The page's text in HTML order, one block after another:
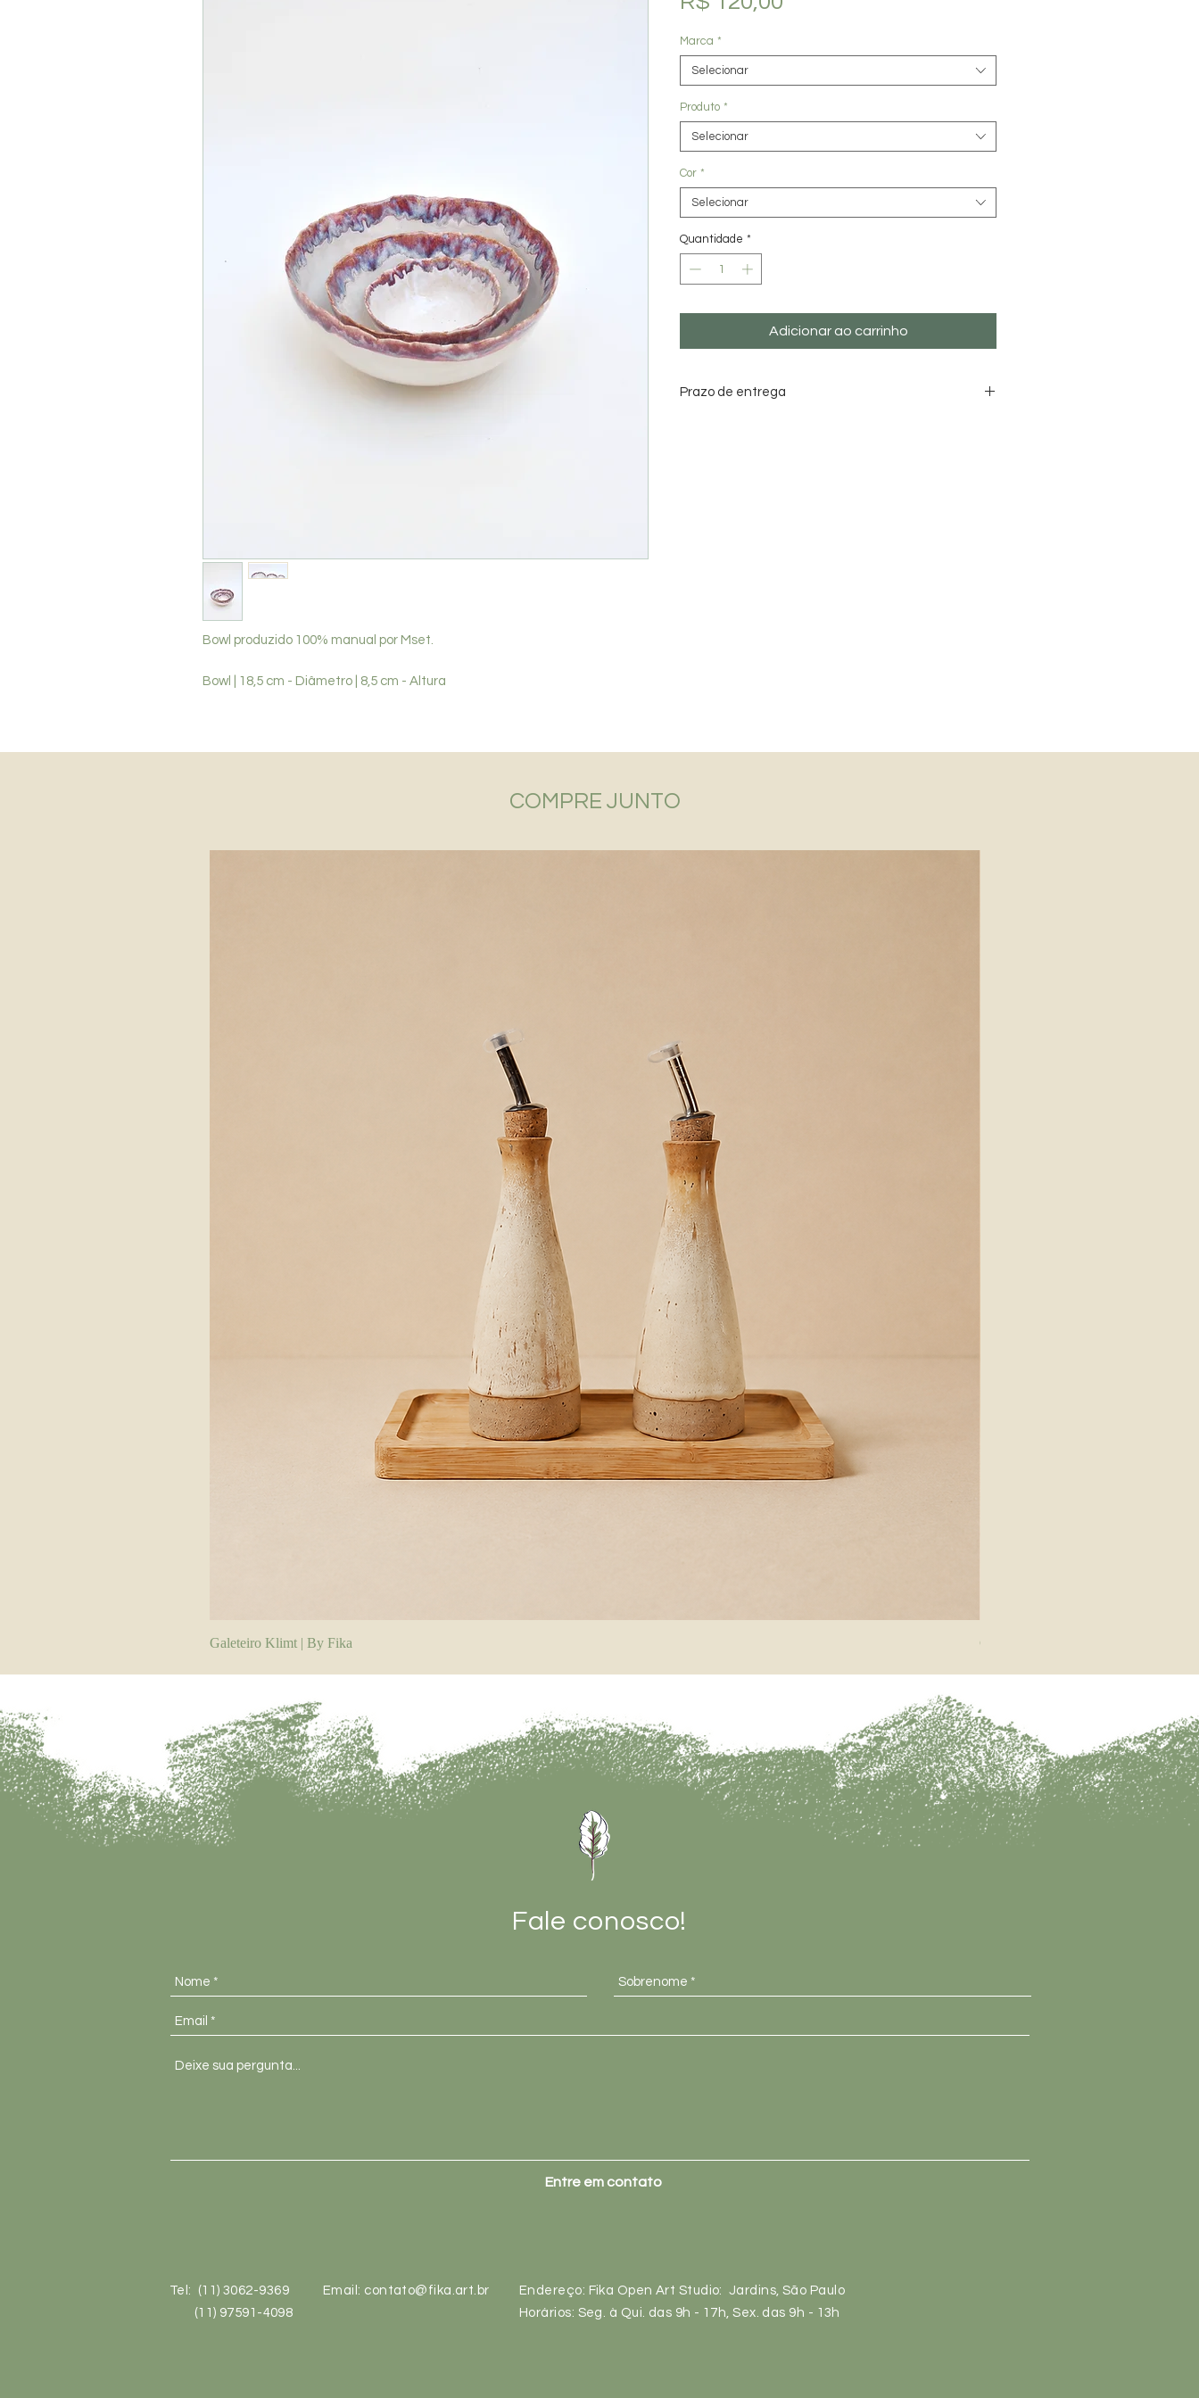
Bowl produzido 100% manual por Mset.
Bowl | 18,5 cm - Diâmetro | 8,5 cm - Altura
Marca *
Selecionar
Produto *
Selecionar
Cor *
Selecionar
Quantidade *
Adicionar ao carrinho
Prazo de entrega
COMPRE JUNTO
Galeteiro Klimt | By Fika Galeteiro Branco | By Fika
Fale conosco!
Entre em contato
Tel: (11) 3062-9369
(11) 97591-4098
Email: contato@fika.art.br
Endereço: Fika Open Art Studio: Jardins, São Paulo
Horários: Seg. à Qui. das 9h - 17h, Sex. das 9h - 13 h